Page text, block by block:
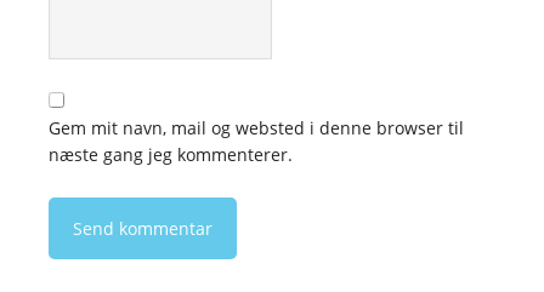
Gem mit navn, mail og websted i denne browser til
næste gang jeg kommenterer.